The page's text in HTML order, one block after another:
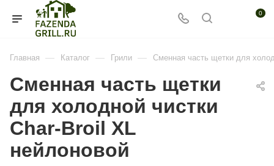
0
Главная — Каталог — Грили — Сменная часть щетки для
Сменная часть щетки
для холодной чистки
Char-Broil XL
нейлоновой